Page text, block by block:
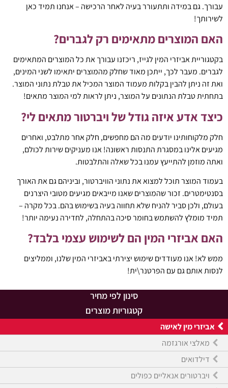
סינון לפי מחיר
קטגוריות מוצרים
אביזרי מין לאישה
מאלצי אורגזמה
דילדואים
ויברטורים אנאליים כפולים
עבורך. גם במידה ותתעורר בעיה לאחר הרכישה – אנחנו תמיד כאן
לשירותך!
האם המוצרים מתאימים רק לגברים?
בקטגוריית אביזרי המין לגייז, ריכזנו עבורך את כל המוצרים המתאימים
לגברים. מעבר לכך, ייתכן מאוד שחלק מהמוצרים יתאימו לשני המינים,
ואת זה ניתן להבין בקלות מעמוד המוצר המכיל את טבלת נתוני המוצר.
בתחתית טבלת הנתונים על המוצר, ניתן לראות למי המוצר מתאים!
כיצד אדע איזה גודל של ויברטור מתאים לי?
חלק מלקוחותינו יודעים מה הם מחפשים, חלק אחר מתלבט, ואחרים
מגיעים אלינו במסגרת התנסות ראשונה! אנו מעניקים שירות לכולם,
ואתה מוזמן להתייעץ עמנו בכל שאלה והתלבטות.
בעמוד המוצר תוכל למצוא את נתוני הוויברטור, וביניהם גם את האורך
בסנטימטרים. זכור שהמוצרים שאנו מייבאים מגיעים מטובי היצרנים
בעולם, ולכן סביר להניח שלא תחווה בעיה בשימוש בהם. בכל מקרה –
תמיד מומלץ להשתמש בחומר סיכה בהתחלה, לחדירה נעימה יותר!
האם אביזרי המין הם לשימוש עצמי בלבד?
ממש לא! אנו מעודדים שימוש יצירתי באביזרי המין שלנו, וממליצים
לנסות אותם גם עם הפרטנר\ית!